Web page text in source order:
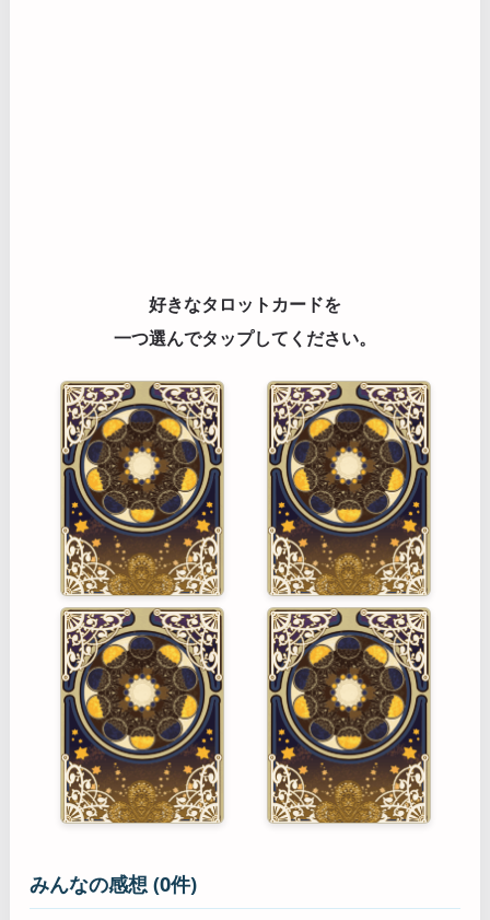
好きなタロットカードを
一つ選んでタップしてください。
みんなの感想 (0件)